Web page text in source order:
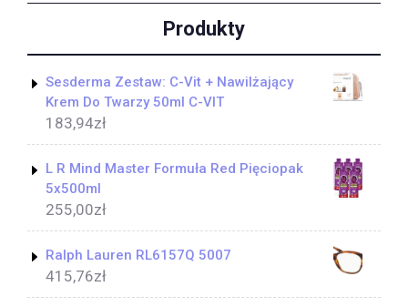
Produkty
Sesderma Zestaw: C-Vit + Nawilżający
Krem Do Twarzy 50ml C-VIT
183,94zł
L R Mind Master Formuła Red Pięciopak
5x500ml
255,00zł
Ralph Lauren RL6157Q 5007
415,76zł